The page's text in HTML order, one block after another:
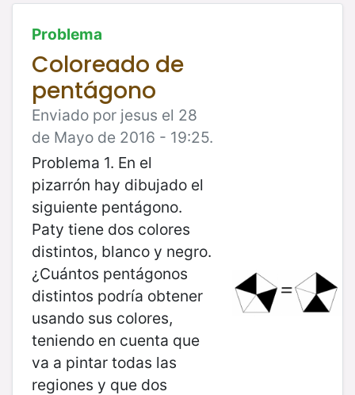
Problema
Coloreado de
pentágono
Enviado por jesus el 28
de Mayo de 2016 - 19:25.
Problema 1. En el
pizarrón hay dibujado el
siguiente pentágono.
Paty tiene dos colores
distintos, blanco y negro.
¿Cuántos pentágonos
distintos podría obtener
usando sus colores,
teniendo en cuenta que
va a pintar todas las
regiones y que dos